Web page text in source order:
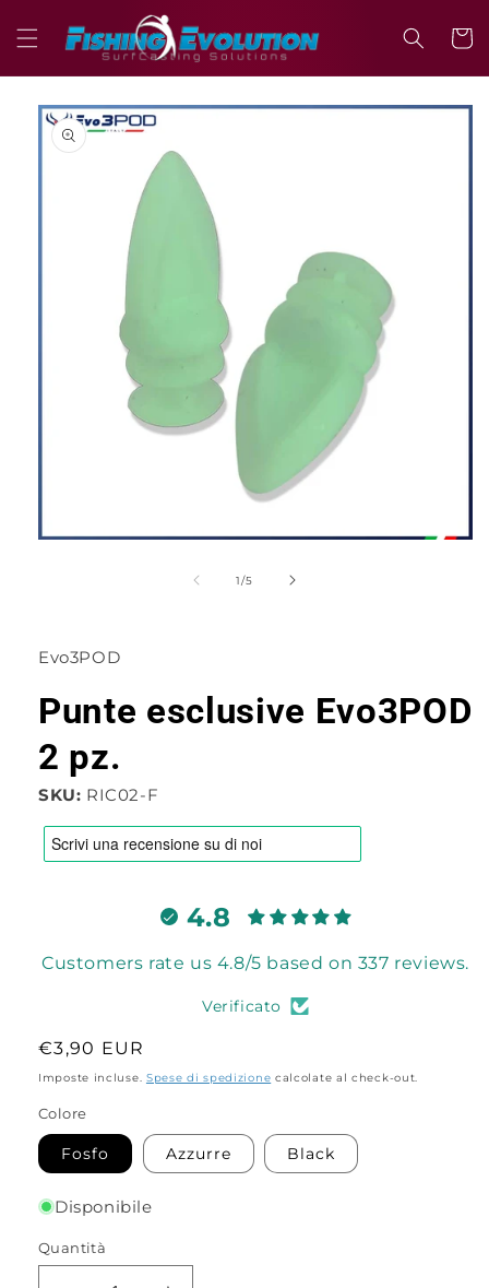
direttamente
ai contenuti
Passa alle
informazioni
sul prodotto
1/su
5
Evo3POD
Punte esclusive Evo3POD
2 pz.
SKU: RIC02-F
4.8
Customers rate us 4.8/5 based on 337 reviews.
Verificato
Prezzo
di
€3,90 EUR
Imposte incluse. Spese di spedizione calcolate al check-out.
Colore
Fosfo Azzurre Black
Disponibile
Quantità